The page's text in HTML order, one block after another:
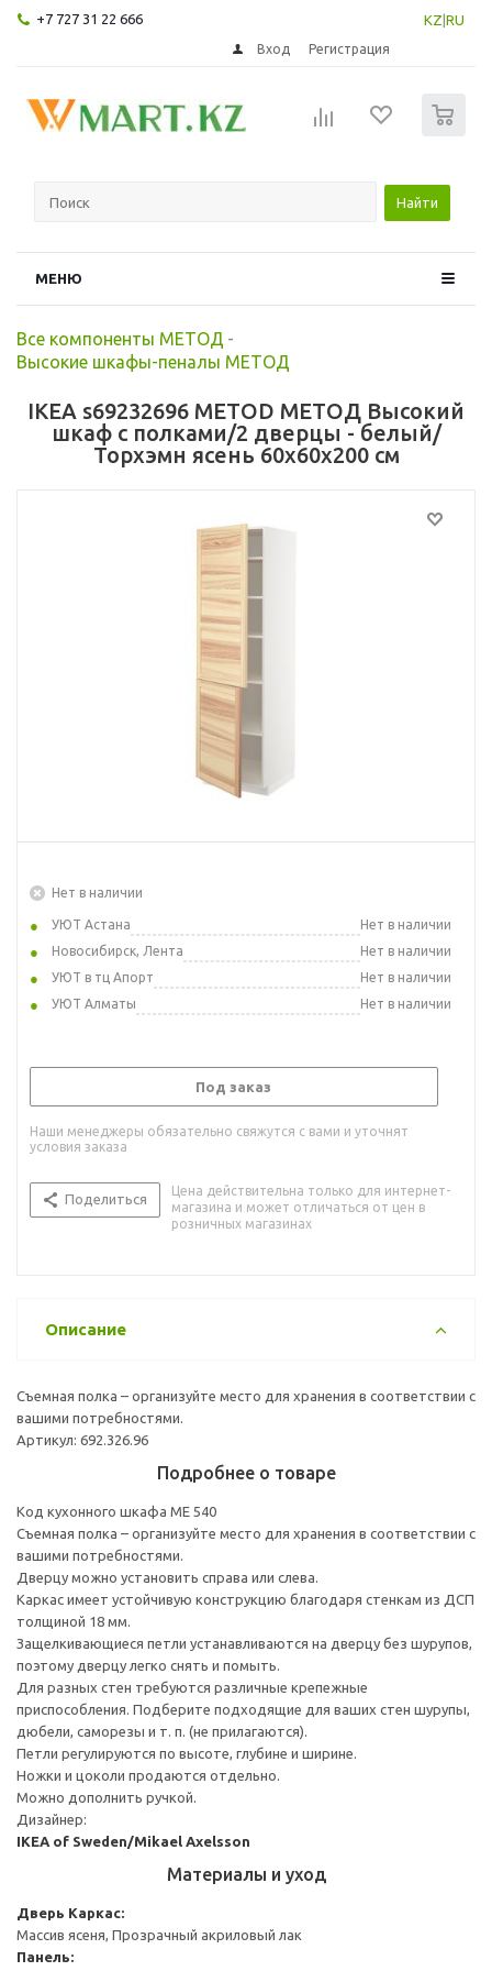
+7 727 31 22 666 KZ RU
Вход Регистрация
Найти
МЕНЮ
Все компоненты МЕТОД -
Высокие шкафы-пеналы МЕТОД
IKEA s69232696 METOD МЕТОД Высокий
шкаф с полками/2 дверцы - белый/
Торхэмн ясень 60x60x200 см
Нет в наличии
УЮТ Астана
Нет в наличии
Новосибирск, Лента
Нет в наличии
УЮТ в тц Апорт
Нет в наличии
УЮТ Алматы
Нет в наличии
Под заказ
Наши менеджеры обязательно свяжутся с вами и уточнят
условия заказа
Поделиться
Цена действительна только для интернет-
магазина и может отличаться от цен в
розничных магазинах
Описание
Съемная полка – организуйте место для хранения в соответствии с
вашими потребностями.
Артикул: 692.326.96
Подробнее о товаре
Код кухонного шкафа ME 540
Съемная полка – организуйте место для хранения в соответствии с
вашими потребностями.
Дверцу можно установить справа или слева.
Каркас имеет устойчивую конструкцию благодаря стенкам из ДСП
толщиной 18 мм.
Защелкивающиеся петли устанавливаются на дверцу без шурупов,
поэтому дверцу легко снять и помыть.
Для разных стен требуются различные крепежные
приспособления. Подберите подходящие для ваших стен шурупы,
дюбели, саморезы и т. п. (не прилагаются).
Петли регулируются по высоте, глубине и ширине.
Ножки и цоколи продаются отдельно.
Можно дополнить ручкой.
Дизайнер:
IKEA of Sweden/Mikael Axelsson
Материалы и уход
Дверь Каркас:
Массив ясеня, Прозрачный акриловый лак
Панель: